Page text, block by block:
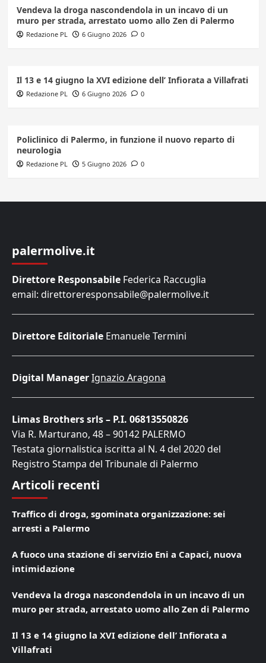
Vendeva la droga nascondendola in un incavo di un
muro per strada, arrestato uomo allo Zen di Palermo
Redazione PL 6 Giugno 2026 0
Il 13 e 14 giugno la XVI edizione dell’ Infiorata a Villafrati
Redazione PL 6 Giugno 2026 0
Policlinico di Palermo, in funzione il nuovo reparto di
neurologia
Redazione PL 5 Giugno 2026 0
palermolive.it
Direttore Responsabile Federica Raccuglia
email: direttoreresponsabile@palermolive.it
Direttore Editoriale Emanuele Termini
Digital ManagerIgnazio Aragona
Limas Brothers srls – P.I. 06813550826
Via R. Marturano, 48 – 90142 PALERMO
Testata giornalistica iscritta al N. 4 del 2020 del
Registro Stampa del Tribunale di Palermo
Articoli recenti
Traffico di droga, sgominata organizzazione: sei
arresti a Palermo
A fuoco una stazione di servizio Eni a Capaci, nuova
intimidazione
Vendeva la droga nascondendola in un incavo di un
muro per strada, arrestato uomo allo Zen di Palermo
Il 13 e 14 giugno la XVI edizione dell’ Infiorata a
Villafrati